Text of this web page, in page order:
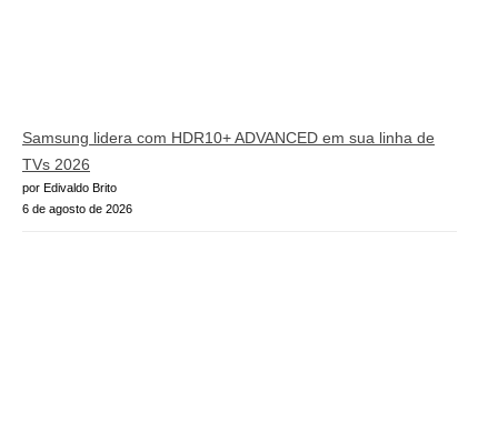
Samsung lidera com HDR10+ ADVANCED em sua linha de
TVs 2026
por Edivaldo Brito
6 de agosto de 2026